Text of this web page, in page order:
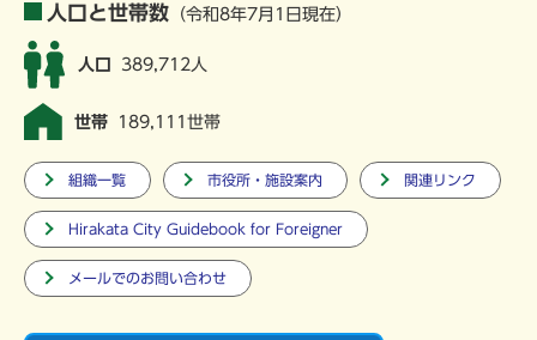
人口と世帯数 （令和8年7月1日現在）
人口 389,712人
世帯 189,111世帯
組織一覧 市役所・施設案内 関連リンク
Hirakata City Guidebook for Foreigner
メールでのお問い合わせ